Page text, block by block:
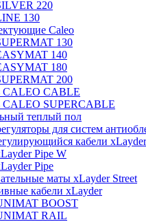
220
130
Caleo
130
140
180
200
CALEO CABLE
CALEO SUPERCABLE
теплый пол
для систем
кабели xLayder
Pipe W
Pipe
маты xLayder Street
кабели xLayder
BOOST
RAIL